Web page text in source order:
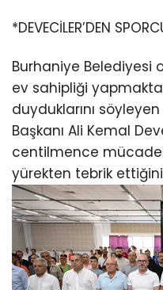
*DEVECİLER’DEN
Burhaniye Belediyesi
ev sahipliği
duyduklarını
Başkanı Ali Kemal
centilmence
yürekten tebrik